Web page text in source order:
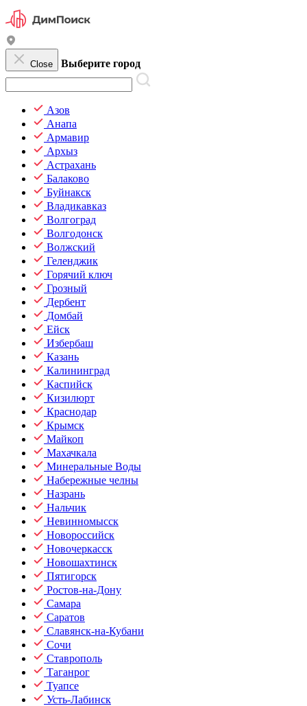
Close Выберите город
Азов
Анапа
Армавир
Архыз
Астрахань
Балаково
Буйнакск
Владикавказ
Волгоград
Волгодонск
Волжский
Геленджик
Горячий ключ
Грозный
Дербент
Домбай
Ейск
Избербаш
Казань
Калининград
Каспийск
Кизилюрт
Краснодар
Крымск
Майкоп
Махачкала
Минеральные Воды
Набережные челны
Назрань
Нальчик
Невинномысск
Новороссийск
Новочеркасск
Новошахтинск
Пятигорск
Ростов-на-Дону
Самара
Саратов
Славянск-на-Кубани
Сочи
Ставрополь
Таганрог
Туапсе
Усть-Лабинск